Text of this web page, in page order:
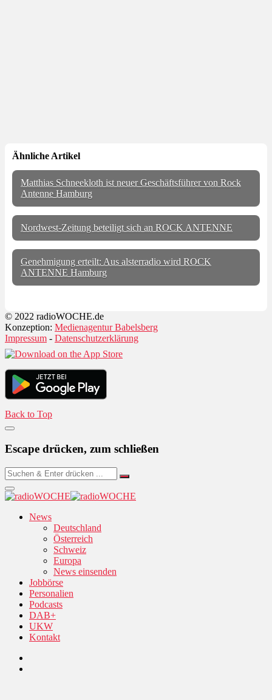
Ähnliche Artikel
Matthias Schneekloth ist neuer Geschäftsführer von Rock
Antenne Hamburg
Nordwest-Zeitung beteiligt sich an ROCK ANTENNE
Genehmigung erteilt: Aus alsterradio wird ROCK
ANTENNE Hamburg
© 2022 radioWOCHE.de
Konzeption: Medienagentur Babelsberg
Impressum - Datenschutzerklärung
Back to Top
Escape drücken, zum schließen
News
Deutschland
Österreich
Schweiz
Europa
News einsenden
Jobbörse
Personalien
Podcasts
DAB+
UKW
Kontakt